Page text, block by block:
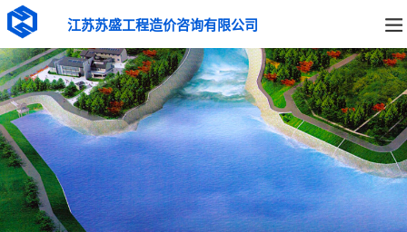
江苏苏盛工程造价咨询有限公司